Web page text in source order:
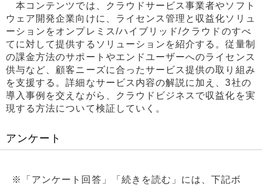
本コンテンツでは、クラウドサービス事業者やソフト
ウェア開発企業向けに、ライセンス管理と収益化ソリュ
ーションをオンプレミス/ハイブリッド/クラウドのすべ
てに対して提供するソリューションを紹介する。従量制
の課金方法のサポートやエンドユーザーへのライセンス
供与など、顧客ニーズに合ったサービス提供の取り組み
を支援する。詳細なサービス内容の解説に加え、3社の
導入事例を交えながら、クラウドビジネスで収益化を実
現する方法について検証していく。
アンケート
※「アンケート回答」「続きを読む」には、下記ボ